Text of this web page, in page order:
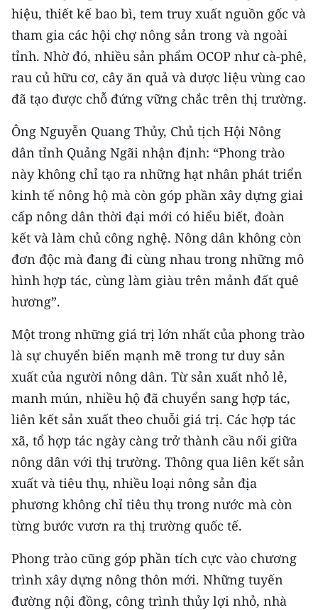
hiệu, thiết kế bao bì, tem truy xuất nguồn gốc và
tham gia các hội chợ nông sản trong và ngoài
tỉnh. Nhờ đó, nhiều sản phẩm OCOP như cà-phê,
rau củ hữu cơ, cây ăn quả và dược liệu vùng cao
đã tạo được chỗ đứng vững chắc trên thị trường.
Ông Nguyễn Quang Thủy, Chủ tịch Hội Nông
dân tỉnh Quảng Ngãi nhận định: “Phong trào
này không chỉ tạo ra những hạt nhân phát triển
kinh tế nông hộ mà còn góp phần xây dựng giai
cấp nông dân thời đại mới có hiểu biết, đoàn
kết và làm chủ công nghệ. Nông dân không còn
đơn độc mà đang đi cùng nhau trong những mô
hình hợp tác, cùng làm giàu trên mảnh đất quê
hương”.
Một trong những giá trị lớn nhất của phong trào
là sự chuyển biến mạnh mẽ trong tư duy sản
xuất của người nông dân. Từ sản xuất nhỏ lẻ,
manh mún, nhiều hộ đã chuyển sang hợp tác,
liên kết sản xuất theo chuỗi giá trị. Các hợp tác
xã, tổ hợp tác ngày càng trở thành cầu nối giữa
nông dân với thị trường. Thông qua liên kết sản
xuất và tiêu thụ, nhiều loại nông sản địa
phương không chỉ tiêu thụ trong nước mà còn
từng bước vươn ra thị trường quốc tế.
Phong trào cũng góp phần tích cực vào chương
trình xây dựng nông thôn mới. Những tuyến
đường nội đồng, công trình thủy lợi nhỏ, nhà